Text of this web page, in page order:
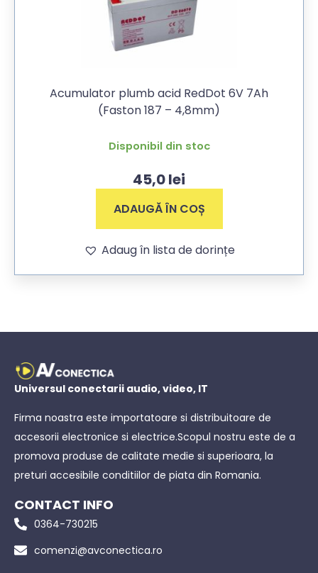
Acumulator plumb acid RedDot 6V 7Ah
(Faston 187 – 4,8mm)
Disponibil din stoc
45,0lei
ADAUGĂ ÎN COȘ
Adaug în lista de dorințe
Universul conectarii audio, video, IT
Firma noastra este importatoare si distribuitoare de
accesorii electronice si electrice.Scopul nostru este de a
promova produse de calitate medie si superioara, la
preturi accesibile conditiilor de piata din Romania.
CONTACT INFO
0364-730215
comenzi@avconectica.ro